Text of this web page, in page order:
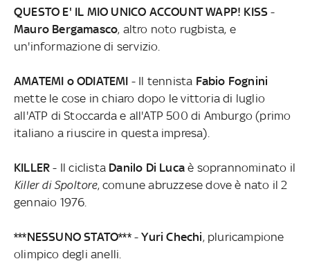
QUESTO E' IL MIO UNICO ACCOUNT WAPP! KISS -
Mauro Bergamasco, altro noto rugbista, e
un'informazione di servizio.
AMATEMI o ODIATEMI - Il tennista Fabio Fognini
mette le cose in chiaro dopo le vittoria di luglio
all'ATP di Stoccarda e all'ATP 500 di Amburgo (primo
italiano a riuscire in questa impresa).
KILLER- Il ciclista Danilo Di Luca è soprannominato il
Killer di Spoltore, comune abruzzese dove è nato il 2
gennaio 1976.
***NESSUNO STATO***-Yuri Chechi, pluricampione
olimpico degli anelli.